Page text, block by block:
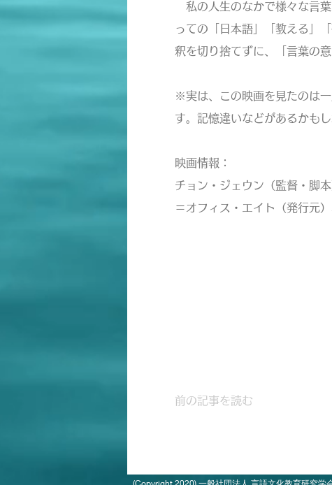
私の人生のなかで様々な言葉
っての「日本語」「教える」
釈を切り捨てずに、「言葉の
※実は、この映画を見たのは
す。記憶違いなどがあるかも
映画情報：
チョン・ジェウン（監督・脚
＝オフィス・エイト（発行元
前の記事を読む